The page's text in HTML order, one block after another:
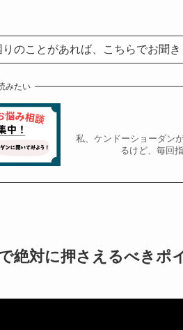
のことがあれば、こちらでお聞
みたい
私、ケンドーショーダン
るけど、毎回
絶対に押さえるべきポ